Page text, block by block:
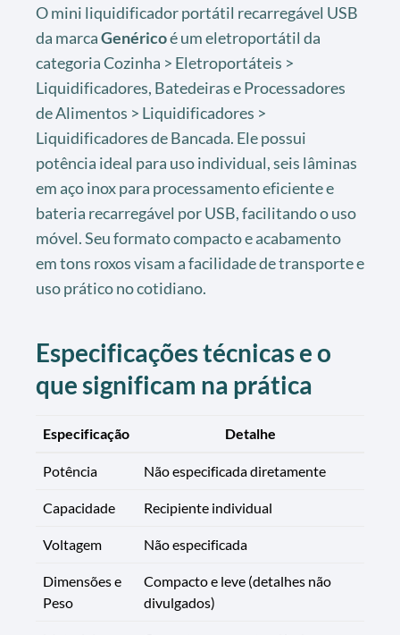
O mini liquidificador portátil recarregável USB
da marcaGenéricoé um eletroportátil da
categoria Cozinha > Eletroportáteis >
Liquidificadores, Batedeiras e Processadores
de Alimentos > Liquidificadores >
Liquidificadores de Bancada. Ele possui
potência ideal para uso individual, seis lâminas
em aço inox para processamento eficiente e
bateria recarregável por USB, facilitando o uso
móvel. Seu formato compacto e acabamento
em tons roxos visam a facilidade de transporte e
uso prático no cotidiano.
Especificações técnicas e o
que significam na prática
Especificação Detalhe
Potência Não especificada diretamente
Capacidade Recipiente individual
Voltagem Não especificada
Dimensões e
Peso
Compacto e leve (detalhes não
divulgados)